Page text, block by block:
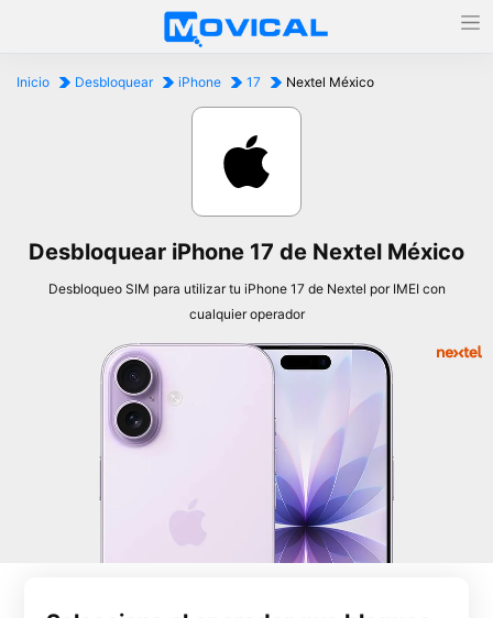
Inicio Desbloquear iPhone 17 Nextel México
Desbloquear iPhone 17 de Nextel México
Desbloqueo SIM para utilizar tu iPhone 17 de Nextel por IMEI con
cualquier operador